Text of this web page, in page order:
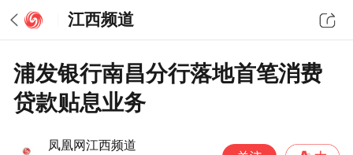
江西频道
浦发银行南昌分行落地首笔消费
贷款贴息业务
凤凰网江西频道